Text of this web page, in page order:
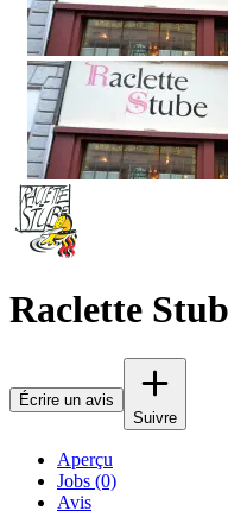
Raclette
Écrire un avis
Suivre
Aperçu
Jobs (0)
Avis